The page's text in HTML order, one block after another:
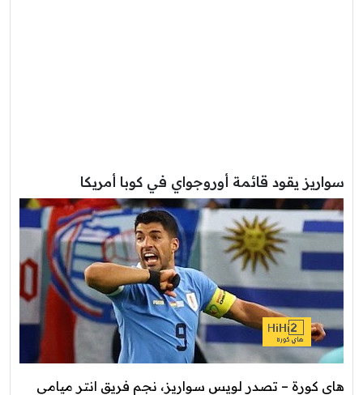
سواريز يقود قائمة أوروجواي في كوبا أمريكا
هاي كورة – تصدر لويس سواريز، نجم فريق انتر ميامي